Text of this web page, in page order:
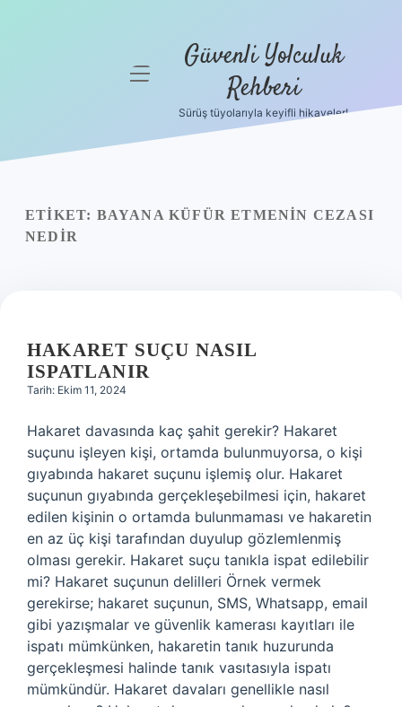
Yasal Uyarı
menüyü Güvenli Yolculuk
Rehberi
Sürüş tüyolarıyla keyifli hikayeler!
ETIKET: BAYANA KÜFÜR ETMENIN CEZASI
NEDIR
HAKARET SUÇU NASIL
ISPATLANIR
Tarih: Ekim 11, 2024
Hakaret davasında kaç şahit gerekir? Hakaret
suçunu işleyen kişi, ortamda bulunmuyorsa, o kişi
gıyabında hakaret suçunu işlemiş olur. Hakaret
suçunun gıyabında gerçekleşebilmesi için, hakaret
edilen kişinin o ortamda bulunmaması ve hakaretin
en az üç kişi tarafından duyulup gözlemlenmiş
olması gerekir. Hakaret suçu tanıkla ispat edilebilir
mi? Hakaret suçunun delilleri Örnek vermek
gerekirse; hakaret suçunun, SMS, Whatsapp, email
gibi yazışmalar ve güvenlik kamerası kayıtları ile
ispatı mümkünken, hakaretin tanık huzurunda
gerçekleşmesi halinde tanık vasıtasıyla ispatı
mümkündür. Hakaret davaları genellikle nasıl